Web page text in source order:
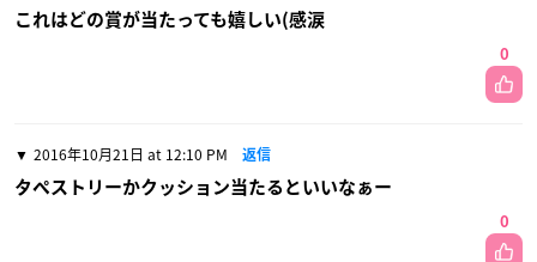
これはどの賞が当たっても嬉しい(感涙
0
2016年10月21日 at 12:10 PM 返信
タペストリーかクッション当たるといいなぁー
0